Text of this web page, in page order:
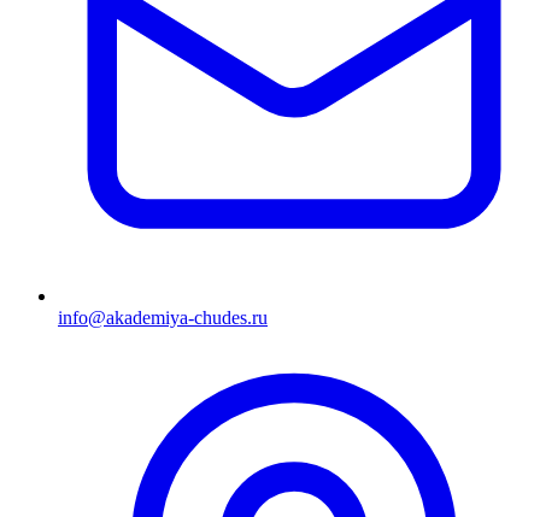
info@akademiya-chudes.ru